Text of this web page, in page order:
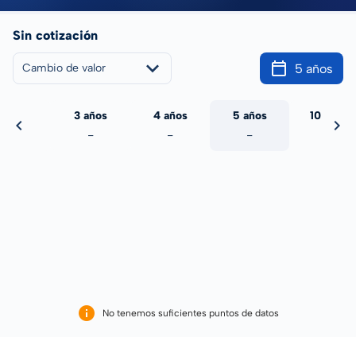
Sin cotización
Cambio de valor 5 años
3 años
-
4 años
-
5 años
-
10 años
No tenemos suficientes puntos de datos